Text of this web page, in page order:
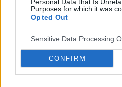
Purposes for which it was
Opted Out
Sensitive Data Processing
CONFIRM
ograniczyć rozwój
Na uwagę zasługuje
działanie